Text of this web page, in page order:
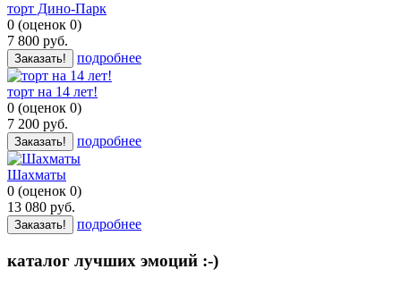
торт Дино-Парк
0 (оценок 0)
7 800 руб.
Заказать! подробнее
торт на 14 лет!
0 (оценок 0)
7 200 руб.
Заказать! подробнее
Шахматы
0 (оценок 0)
13 080 руб.
Заказать! подробнее
каталог лучших эмоций :-)